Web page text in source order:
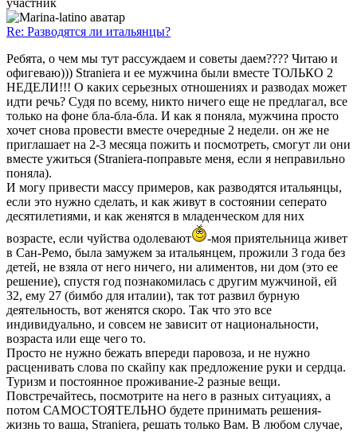
Re: Разводятся ли итальянцы?
Ребята, о чем мы тут рассуждаем и советы даем???? Читаю и
офигеваю))) Straniera и ее мужчина были вместе ТОЛЬКО 2
НЕДЕЛИ!!! О каких серьезных отношениях и разводах может
идти речь? Судя по всему, никто ничего еще не предлагал, все
только на фоне бла-бла-бла. И как я поняла, мужчина просто
хочет снова провести вместе очередные 2 недели. он же не
приглашает на 2-3 месяца пожить и посмотреть, смогут ли они
вместе ужиться (Straniera-поправьте меня, если я неправильно
поняла).
И могу привести массу примеров, как разводятся итальянцы,
если это нужно сделать, и как живут в состоянии сеперато
десятилетиями, и как женятся в младенческом для них
возрасте, если чуйства одолевают
-моя приятельница живет
в Сан-Ремо, была замужем за итальянцем, прожили 3 года без
детей, не взяла от него ничего, ни алиментов, ни дом (это ее
решение), спустя год познакомилась с другим мужчиной, ей
32, ему 27 (бимбо для италии), так тот развил бурную
деятельность, вот женятся скоро. Так что это все
индивидуально, и совсем не зависит от национальности,
возраста или еще чего то.
Просто не нужно бежать впереди паровоза, и не нужно
расценивать слова по скайпу как предложение руки и сердца.
Туризм и постоянное проживание-2 разные вещи.
Повстречайтесь, посмотрите на него в разных ситуациях, а
потом САМОСТОЯТЕЛЬНО будете принимать решения-
жизнь то ваша, Straniera, решать только Вам. В любом случае,